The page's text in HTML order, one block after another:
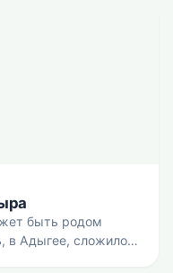
быть родом
в Адыгее, сложилось